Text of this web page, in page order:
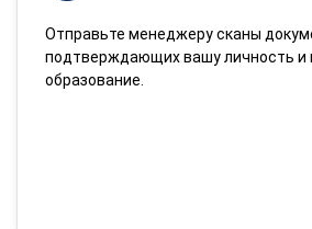
Отправьте менеджеру сканы
подтверждающих вашу личность
образование.